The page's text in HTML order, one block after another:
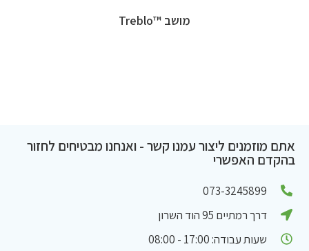
מושב ™Treblo
אתם מוזמנים ליצור עמנו קשר - ואנחנו מבטיחים לחזור
בהקדם האפשרי
073-3245899
דרך רמתיים 95 הוד השרון
שעות עבודה: 17:00 - 08:00